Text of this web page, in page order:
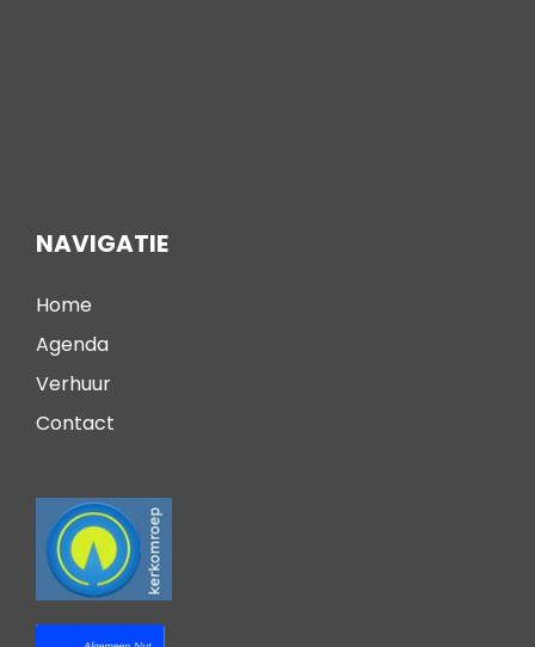
NAVIGATIE
Home
Agenda
Verhuur
Contact